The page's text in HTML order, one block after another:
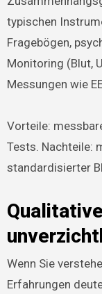
typischen
Fragebögen,
Monitoring (Blut,
Messungen wie
Vorteile:
Tests. Nachteile:
standardisierter
Wenn Sie
Erfahrungen